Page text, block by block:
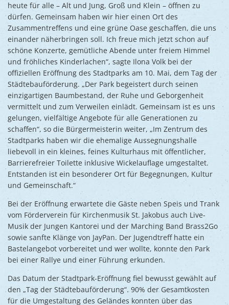
heute für alle – Alt und Jung, Groß und Klein – öffnen zu
dürfen. Gemeinsam haben wir hier einen Ort des
Zusammentreffens und eine grüne Oase geschaffen, die uns
einander näherbringen soll. Ich freue mich jetzt schon auf
schöne Konzerte, gemütliche Abende unter freiem Himmel
und fröhliches Kinderlachen“, sagte Ilona Volk bei der
offiziellen Eröffnung des Stadtparks am 10. Mai, dem Tag der
Städtebauförderung. „Der Park begeistert durch seinen
einzigartigen Baumbestand, der Ruhe und Geborgenheit
vermittelt und zum Verweilen einlädt. Gemeinsam ist es uns
gelungen, vielfältige Angebote für alle Generationen zu
schaffen“, so die Bürgermeisterin weiter, „Im Zentrum des
Stadtparks haben wir die ehemalige Aussegnungshalle
liebevoll in ein kleines, feines Kulturhaus mit öffentlicher,
Barrierefreier Toilette inklusive Wickelauflage umgestaltet.
Entstanden ist ein besonderer Ort für Begegnungen, Kultur
und Gemeinschaft.“
Bei der Eröffnung erwartete die Gäste neben Speis und Trank
vom Förderverein für Kirchenmusik St. Jakobus auch Live-
Musik der Jungen Kantorei und der Marching Band Brass2Go
sowie sanfte Klänge von JayPan. Der Jugendtreff hatte ein
Bastelangebot vorbereitet und wer wollte, konnte den Park
bei einer Rallye und einer Führung erkunden.
Das Datum der Stadtpark-Eröffnung fiel bewusst gewählt auf
den „Tag der Städtebauförderung“. 90% der Gesamtkosten
für die Umgestaltung des Geländes konnten über das